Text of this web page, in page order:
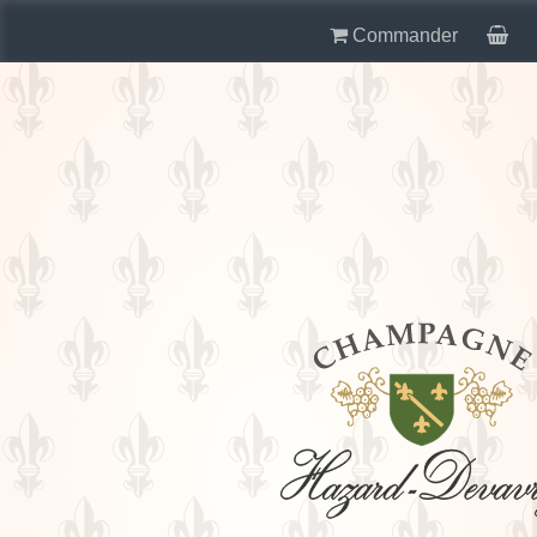
Commander